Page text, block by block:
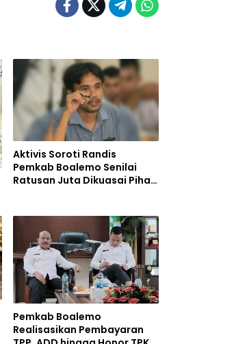
Aktivis Soroti Randis
Pemkab Boalemo Senilai
Ratusan Juta Dikuasai Pihak
Pemkab Boalemo
Realisasikan Pembayaran